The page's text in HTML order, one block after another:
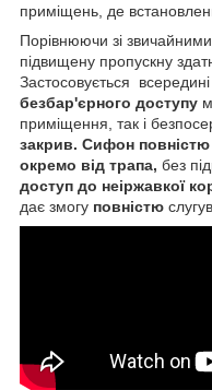
приміщень, де
Порівнюючи зі
підвищену пропускну
Застосовується
безбар'єрного доступу
приміщення, так і
закрив. Сифон
окремо від трапа, без
доступ до неіржавкої
дає змогу повністю